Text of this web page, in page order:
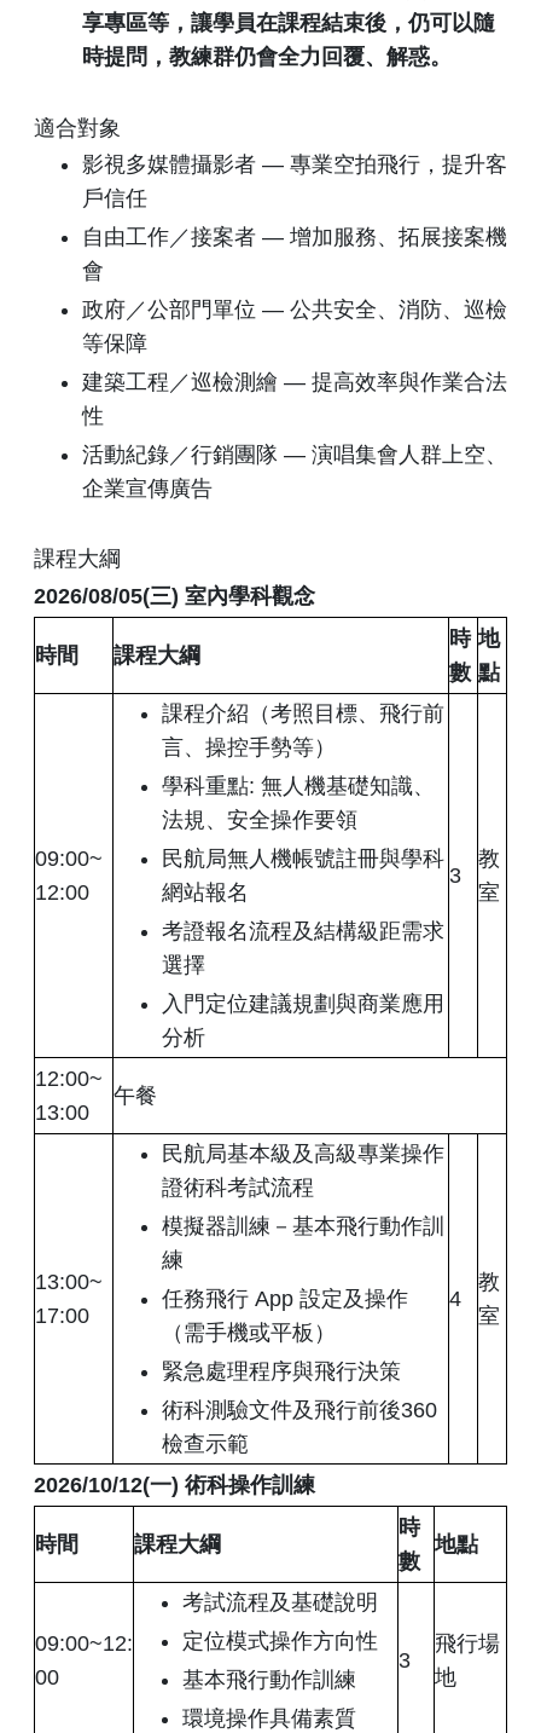
享專區等，讓學員在課程結束後，仍可以隨
時提問，教練群仍會全力回覆、解惑。
適合對象
影視多媒體攝影者 — 專業空拍飛行，提升客
戶信任
自由工作／接案者 — 增加服務、拓展接案機
會
政府／公部門單位 — 公共安全、消防、巡檢
等保障
建築工程／巡檢測繪 — 提高效率與作業合法
性
活動紀錄／行銷團隊 — 演唱集會人群上空、
企業宣傳廣告
課程大綱
2026/08/05(三) 室內學科觀念
時間 課程大綱
時
數
地
點
09:00~
12:00
課程介紹（考照目標、飛行前
言、操控手勢等）
學科重點: 無人機基礎知識、
法規、安全操作要領
民航局無人機帳號註冊與學科
網站報名
考證報名流程及結構級距需求
選擇
入門定位建議規劃與商業應用
分析
3
教
室
12:00~
13:00
午餐
13:00~
17:00
民航局基本級及高級專業操作
證術科考試流程
模擬器訓練－基本飛行動作訓
練
任務飛行 App 設定及操作
（需手機或平板）
緊急處理程序與飛行決策
術科測驗文件及飛行前後360
檢查示範
4
教
室
2026/10/12(一) 術科操作訓練
時間 課程大綱
時
數
地點
09:00~12:
00
考試流程及基礎說明
定位模式操作方向性
基本飛行動作訓練
環境操作具備素質
3
飛行場
地